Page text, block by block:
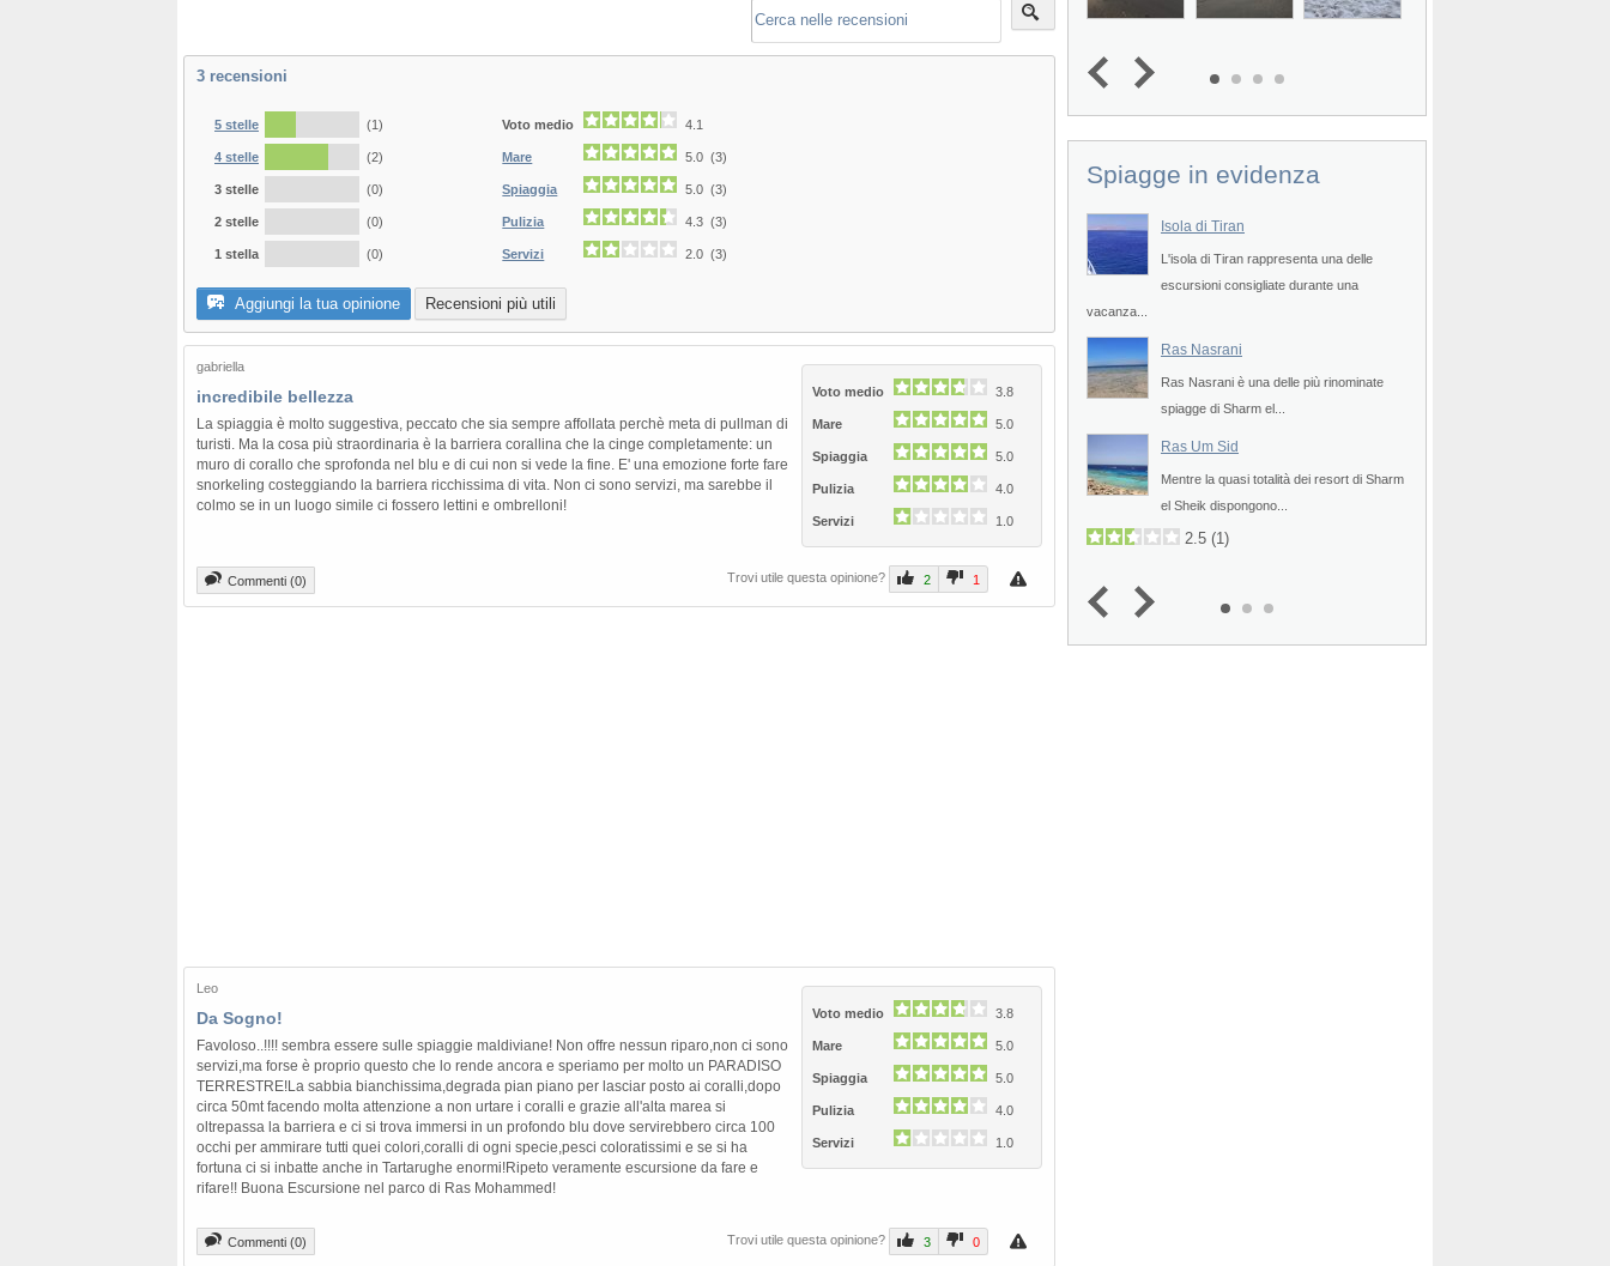
3 recensioni
5 stelle (1)
4 stelle (2)
3 stelle (0)
2 stelle (0)
1 stella (0)
Voto medio 4.1
Mare 5.0 (3)
Spiaggia 5.0 (3)
Pulizia 4.3 (3)
Servizi 2.0 (3)
Aggiungi la tua opinione Recensioni più utili
gabriella
Voto medio
3.8
Mare 5.0
Spiaggia 5.0
Pulizia 4.0
Servizi 1.0
incredibile bellezza
La spiaggia è molto suggestiva, peccato che sia sempre affollata perchè meta di pullman di
turisti. Ma la cosa più straordinaria è la barriera corallina che la cinge completamente: un
muro di corallo che sprofonda nel blu e di cui non si vede la fine. E' una emozione forte fare
snorkeling costeggiando la barriera ricchissima di vita. Non ci sono servizi, ma sarebbe il
colmo se in un luogo simile ci fossero lettini e ombrelloni!
Commenti (0) Trovi utile questa opinione? 2 1
Leo
Voto medio
3.8
Mare 5.0
Spiaggia 5.0
Pulizia 4.0
Servizi 1.0
Da Sogno!
Favoloso..!!!! sembra essere sulle spiaggie maldiviane! Non offre nessun riparo,non ci sono
servizi,ma forse è proprio questo che lo rende ancora e speriamo per molto un PARADISO
TERRESTRE!La sabbia bianchissima,degrada pian piano per lasciar posto ai coralli,dopo
circa 50mt facendo molta attenzione a non urtare i coralli e grazie all'alta marea si
oltrepassa la barriera e ci si trova immersi in un profondo blu dove servirebbero circa 100
occhi per ammirare tutti quei colori,coralli di ogni specie,pesci coloratissimi e se si ha
fortuna ci si inbatte anche in Tartarughe enormi!Ripeto veramente escursione da fare e
rifare!! Buona Escursione nel parco di Ras Mohammed!
Commenti (0) Trovi utile questa opinione? 3 0
Spiagge in evidenza
di Sharm el...
(2)
Naama Bay
Naama Bay costituisce la più conosciuta
ed estesa spiaggia di Sharm...
3.8(1)
Isola di Tiran
L'isola di Tiran rappresenta una delle
escursioni consigliate durante una
vacanza...
Ras Nasrani
Ras Nasrani è una delle più rinominate
spiagge di Sharm el...
Ras Um Sid
Mentre la quasi totalità dei resort di Sharm
el Sheik dispongono...
2.5 (1)